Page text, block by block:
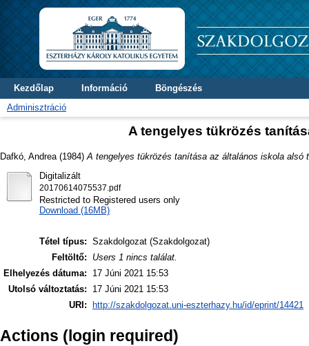
Kezdőlap Információ
Böngészés
Adminisztráció
A tengelyes tükrözés
Dafkó, Andrea (1984) A tengelyes tükrözés tanítása az általános iskola alsó
Digitalizált
20170614075537.pdf
Restricted to Registered users only
Download (16MB)
Tétel típus: Szakdolgozat (Szakdolgozat)
Feltöltő:
Users 1 nincs találat.
Elhelyezés dátuma:
17 Júni 2021 15:53
Utolsó változtatás:
17 Júni 2021 15:53
URI:
http://szakdolgozat.uni-eszterhazy.hu/id/eprint/14421
Actions (login required)